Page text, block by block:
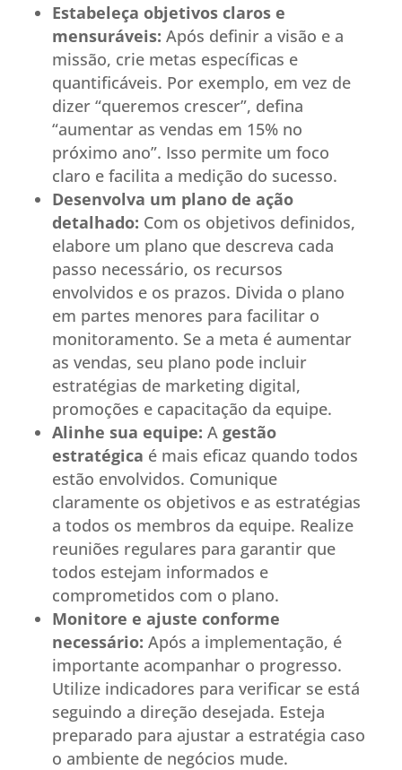
Estabeleça objetivos claros e
mensuráveis: Após definir a visão e a
missão, crie metas específicas e
quantificáveis. Por exemplo, em vez de
dizer “queremos crescer”, defina
“aumentar as vendas em 15% no
próximo ano”. Isso permite um foco
claro e facilita a medição do sucesso.
Desenvolva um plano de ação
detalhado: Com os objetivos definidos,
elabore um plano que descreva cada
passo necessário, os recursos
envolvidos e os prazos. Divida o plano
em partes menores para facilitar o
monitoramento. Se a meta é aumentar
as vendas, seu plano pode incluir
estratégias de marketing digital,
promoções e capacitação da equipe.
Alinhe sua equipe: A gestão
estratégica é mais eficaz quando todos
estão envolvidos. Comunique
claramente os objetivos e as estratégias
a todos os membros da equipe. Realize
reuniões regulares para garantir que
todos estejam informados e
comprometidos com o plano.
Monitore e ajuste conforme
necessário: Após a implementação, é
importante acompanhar o progresso.
Utilize indicadores para verificar se está
seguindo a direção desejada. Esteja
preparado para ajustar a estratégia caso
o ambiente de negócios mude.